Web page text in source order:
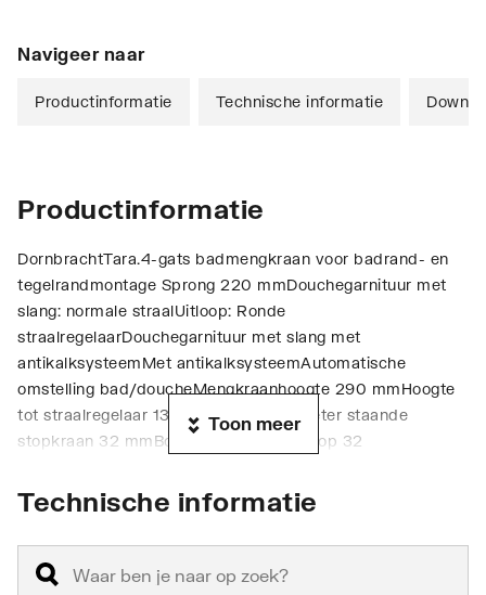
Navigeer naar
Productinformatie Technische informatie
Productinformatie
DornbrachtTara.4-gats badmengkraan voor badrand- en
tegelrandmontage Sprong 220 mmDouchegarnituur met
slang: normale straalUitloop: Ronde
straalregelaarDouchegarnituur met slang met
antikalksysteemMet antikalksysteemAutomatische
omstelling bad/doucheMengkraanhoogte 290 mmHoogte
tot straalregelaar 135 mmBoorgatdiameter staande
stopkraan 32 mmBoorgatdiameter uitloop 32
mmRozet voor uitloop D. 55mmRozet voor
55mmMetalen doucheslang 1750mm met geïntegreerde
draaibeveiligingDoorstroomhoeveelheid max. 23,5 l/min bij
Toon meer
Technische informatie